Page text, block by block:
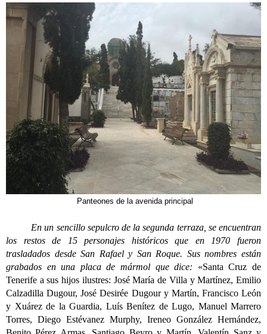
Panteones de la avenida principal
En un sencillo sepulcro de la segunda terraza, se encuentran
los restos de 15 personajes históricos que en 1970 fueron
trasladados desde San Rafael y San Roque. Sus nombres están
grabados en una placa de mármol que dice: «Santa Cruz de
Tenerife a sus hijos ilustres: José María de Villa y Martínez, Emilio
Calzadilla Dugour, José Desirée Dugour y Martín, Francisco León
y Xuárez de la Guardia, Luís Benítez de Lugo, Manuel Marrero
Torres, Diego Estévanez Murphy, Ireneo González Hernández,